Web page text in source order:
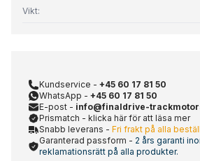
Vikt:
Kundservice - +45 60 17 81 50
WhatsApp - +45 60 17 81 50
E-post - info@finaldrive-
Prismatch - klicka här för att läsa mer
Snabb leverans - Fri frakt på alla
Garanterad passform - 2 års garanti
reklamationsrätt på alla produkter.